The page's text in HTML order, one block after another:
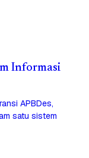
Informasi
APBDes,
satu sistem